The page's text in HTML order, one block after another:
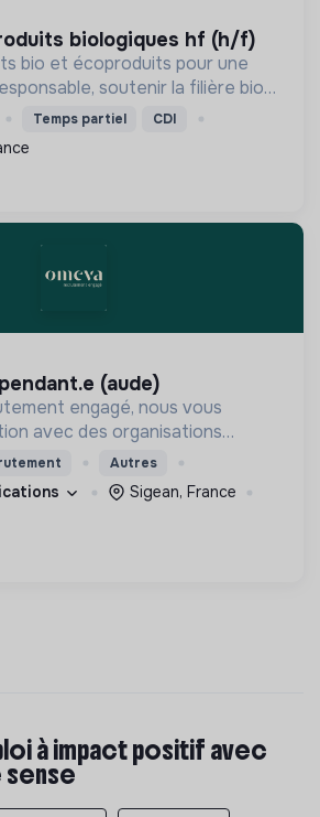
biologiques hf (h/f)
bio et écoproduits pour une
soutenir la filière bio
limitant notre impact
Temps partiel CDI
(aude)
engagé, nous vous
avec des organisations
impacts, afin d'œuvrer
futur souhaitable.
Autres
Sigean, France
à impact positif avec
sense